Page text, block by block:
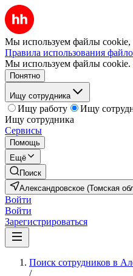
Мы используем файлы cookie,
Правила использования
Мы используем файлы cookie.
Понятно
Ищу сотрудника
Ищу работу
Ищу
Ищу сотрудника
Сервисы
Помощь
Ещё
Поиск
Александровское (Томская
Войти
Войти
Зарегистрироваться
Поиск сотрудников в
/